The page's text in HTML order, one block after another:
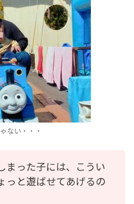
ない・・・
まった子には、こうい
っと遊ばせてあげるの